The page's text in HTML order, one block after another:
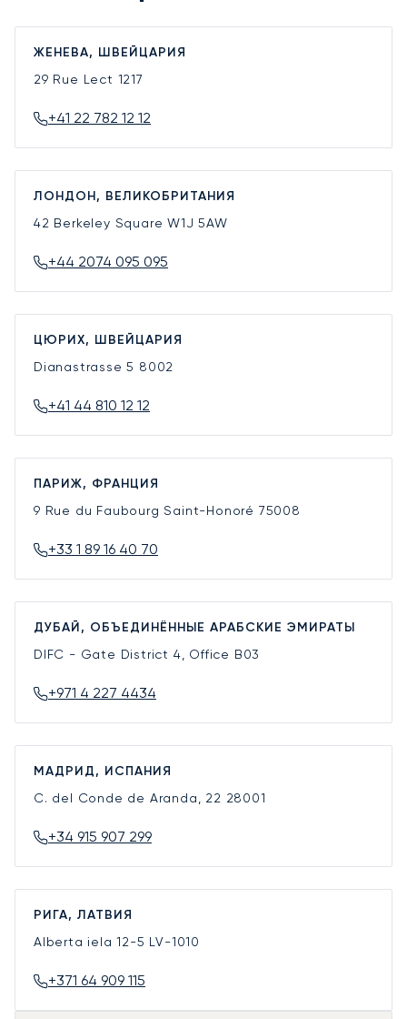
ЖЕНЕВА, ШВЕЙЦАРИЯ
29 Rue Lect 1217
+41 22 782 12 12
ЛОНДОН, ВЕЛИКОБРИТАНИЯ
42 Berkeley SquareW1J 5AW
+44 2074 095 095
ЦЮРИХ, ШВЕЙЦАРИЯ
Dianastrasse 5 8002
+41 44 810 12 12
ПАРИЖ, ФРАНЦИЯ
9 Rue du Faubourg Saint-Honoré 75008
+33 1 89 16 40 70
ДУБАЙ, ОБЪЕДИНЁННЫЕ АРАБСКИЕ ЭМИРАТЫ
DIFC - Gate District 4, Office B03
+971 4 227 4434
МАДРИД, ИСПАНИЯ
C. del Conde de Aranda, 22 28001
+34 915 907 299
РИГА, ЛАТВИЯ
Alberta iela 12-5 LV-1010
+371 64 909 115